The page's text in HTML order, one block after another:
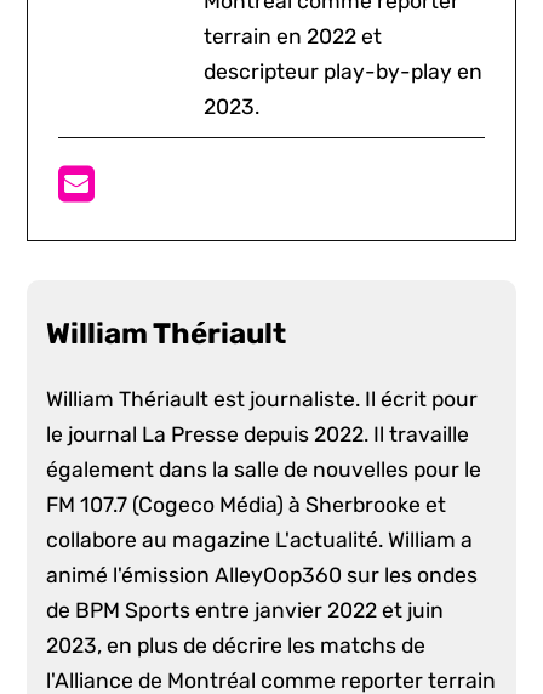
terrain en 2022 et
descripteur play-by-play en
2023.
William Thériault
William Thériault est journaliste. Il écrit pour
le journal La Presse depuis 2022. Il travaille
également dans la salle de nouvelles pour le
FM 107.7 (Cogeco Média) à Sherbrooke et
collabore au magazine L'actualité. William a
animé l'émission AlleyOop360 sur les ondes
de BPM Sports entre janvier 2022 et juin
2023, en plus de décrire les matchs de
l'Alliance de Montréal comme reporter terrain